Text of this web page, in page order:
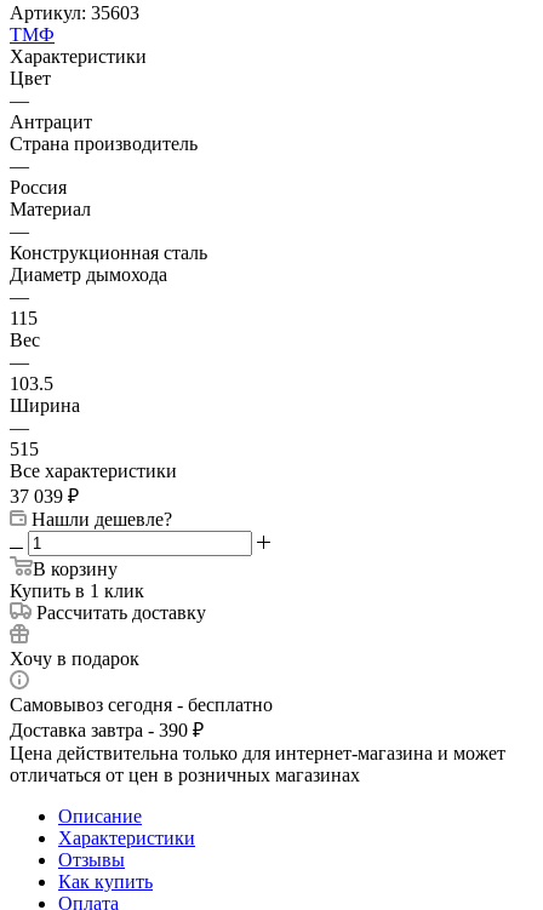
Артикул: 35603
ТМФ
Характеристики
Цвет
—
Антрацит
Страна производитель
—
Россия
Материал
—
Конструкционная сталь
Диаметр дымохода
—
115
Вес
—
103.5
Ширина
—
515
Все характеристики
37 039 ₽
Нашли дешевле?
В корзину
Купить в 1 клик
Рассчитать доставку
Хочу в подарок
Самовывоз сегодня - бесплатно
Доставка завтра - 390 ₽
Цена действительна только для интернет-магазина и может
отличаться от цен в розничных магазинах
Описание
Характеристики
Отзывы
Как купить
Оплата